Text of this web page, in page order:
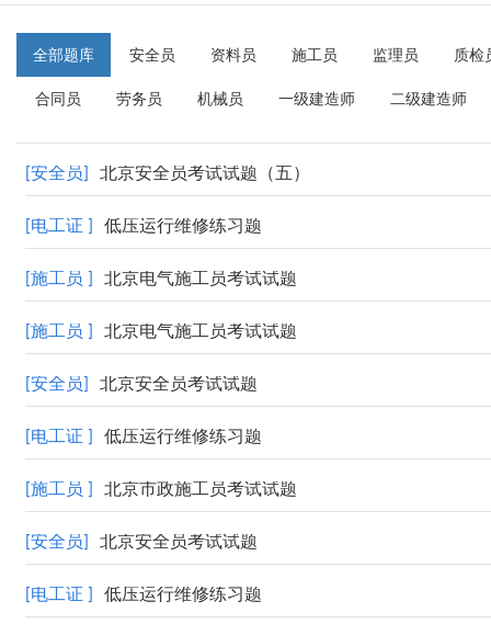
全部题库 安全员 资料员 施工员 监理员 质检
合同员 劳务员 机械员 一级建造师 二级建造师
[安全员] 北京安全员考试试题（五）
[电工证 ] 低压运行维修练习题
[施工员 ] 北京电气施工员考试试题
[施工员 ] 北京电气施工员考试试题
[安全员] 北京安全员考试试题
[电工证 ] 低压运行维修练习题
[施工员 ] 北京市政施工员考试试题
[安全员] 北京安全员考试试题
[电工证 ] 低压运行维修练习题